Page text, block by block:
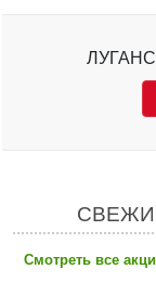
Смотреть все